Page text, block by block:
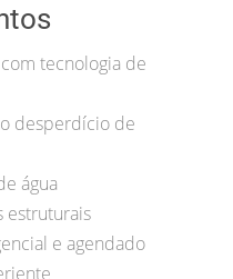
tecnologia de
desperdício de
água
estruturais
e agendado